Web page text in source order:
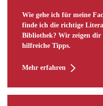
Wie gehe ich für meine
finde ich die richtige
Bibliothek? Wir zeigen dir
hilfreiche Tipps.
Mehr erfahren